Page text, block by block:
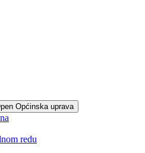
Općinska uprava
redu